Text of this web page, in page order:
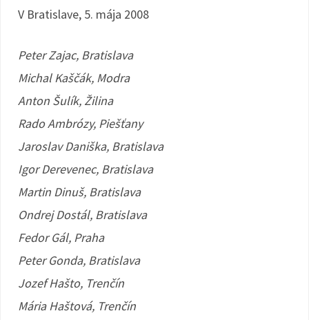
V Bratislave, 5. mája 2008
Peter Zajac, Bratislava
Michal Kaščák, Modra
Anton Šulík, Žilina
Rado Ambrózy, Piešťany
Jaroslav Daniška, Bratislava
Igor Derevenec, Bratislava
Martin Dinuš, Bratislava
Ondrej Dostál, Bratislava
Fedor Gál, Praha
Peter Gonda, Bratislava
Jozef Hašto, Trenčín
Mária Haštová, Trenčín